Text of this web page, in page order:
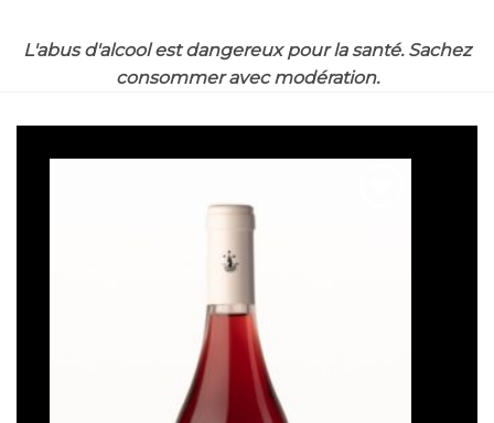
19,00€
L'abus d'alcool est dangereux pour la santé. Sachez
consommer avec modération.